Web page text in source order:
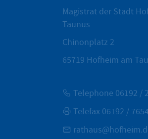
Magistrat der Stadt
Taunus
Chinonplatz 2
65719 Hofheim am
Telephone 06192 /
Telefax 06192 / 7654